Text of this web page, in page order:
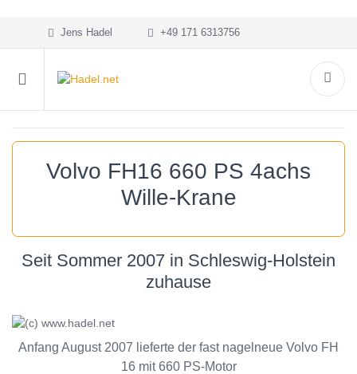
Jens Hadel +49 171 6313756
Volvo FH16 660 PS 4achs
Wille-Krane
Seit Sommer 2007 in Schleswig-Holstein
zuhause
Anfang August 2007 lieferte der fast nagelneue Volvo FH
16 mit 660 PS-Motor